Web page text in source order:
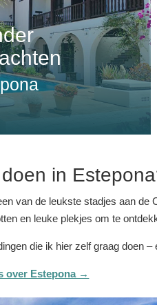
in
van de leukste stadjes aan de
en leuke plekjes om te
die ik hier zelf graag doen
over Estepona →